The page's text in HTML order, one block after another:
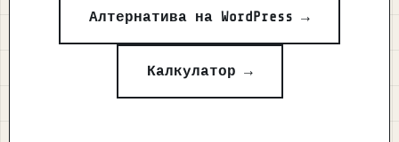
Алтернатива на WordPress →
Калкулатор →